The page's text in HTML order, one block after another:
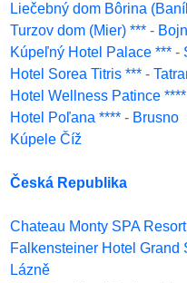
Liečebný dom Bôrina
Turzov dom (Mier) *** -
Kúpeľný Hotel Palace *** -
Hotel Sorea Titris *** -
Hotel Wellness Patince ****
Hotel Poľana **** - Brusno
Kúpele Číž
Česká Republika
Chateau Monty SPA
Falkensteiner Hotel Grand
Lázně